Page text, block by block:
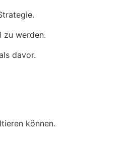
zu werden.
davor.
können.